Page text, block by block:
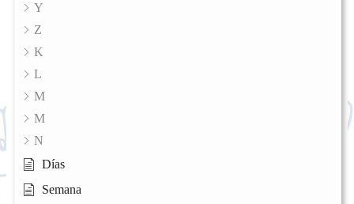
Y
Z
K
L
M
M
N
Días
Semana